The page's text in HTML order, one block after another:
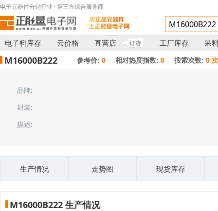
电子元器件分销行业 · 第三方综合服务商
电子料库存 云价格 直营店 订货 工厂库存 呆
M16000B222 参考价: 0 相对热度指数: 0 搜索次数: 0 次
品牌:
封装:
描述:
生产情况 走势图 现货库存
M16000B222 生产情况